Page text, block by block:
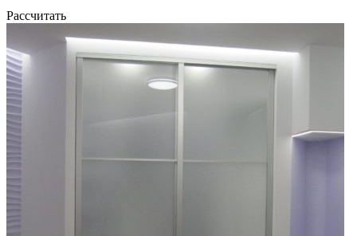
Рассчитать